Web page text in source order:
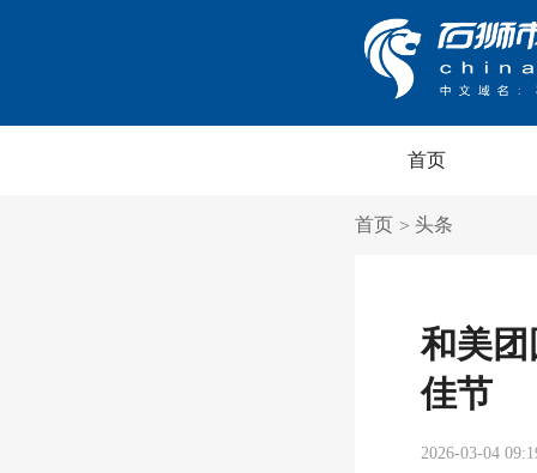
首页
首页 > 头条
和美团
佳节
2026-03-04